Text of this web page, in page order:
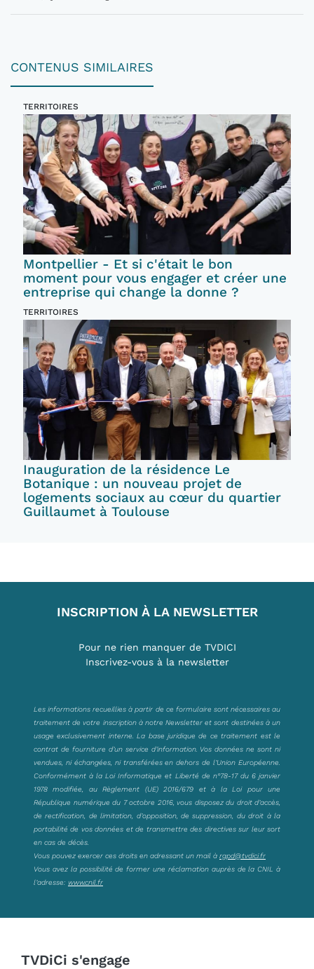
CONTENUS SIMILAIRES
TERRITOIRES
Montpellier - Et si c'était le bon
moment pour vous engager et créer une
entreprise qui change la donne ?
TERRITOIRES
Inauguration de la résidence Le
Botanique : un nouveau projet de
logements sociaux au cœur du quartier
Guillaumet à Toulouse
INSCRIPTION À LA NEWSLETTER
Pour ne rien manquer de TVDICI
Inscrivez-vous à la newsletter
Les informations recueillies à partir de ce formulaire sont nécessaires au
traitement de votre inscription à notre Newsletter et sont destinées à un
usage exclusivement interne. La base juridique de ce traitement est le
contrat de fourniture d’un service d’information. Vos données ne sont ni
vendues, ni échangées, ni transférées en dehors de l’Union Européenne.
Conformément à la Loi Informatique et Liberté de n°78-17 du 6 janvier
1978 modifiée, au Règlement (UE) 2016/679 et à la Loi pour une
République numérique du 7 octobre 2016, vous disposez du droit d’accès,
de rectification, de limitation, d’opposition, de suppression, du droit à la
portabilité de vos données et de transmettre des directives sur leur sort
en cas de décès.
Vous pouvez exercer ces droits en adressant un mail à rgpd@tvdici.fr
Vous avez la possibilité de former une réclamation auprès de la CNIL à
l’adresse: www.cnil.fr
TVDiCi s'engage